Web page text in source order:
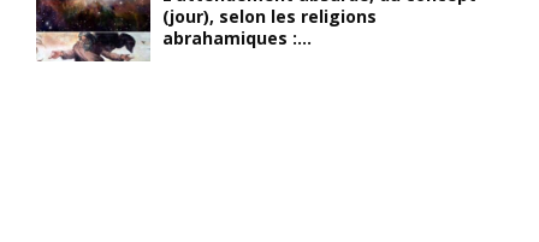
(jour), selon les religions
abrahamiques :...